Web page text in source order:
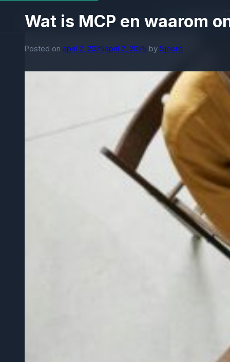
Wat is MCP en waarom
Posted on april 2, 2025april 2, 2025 by Sjoerd